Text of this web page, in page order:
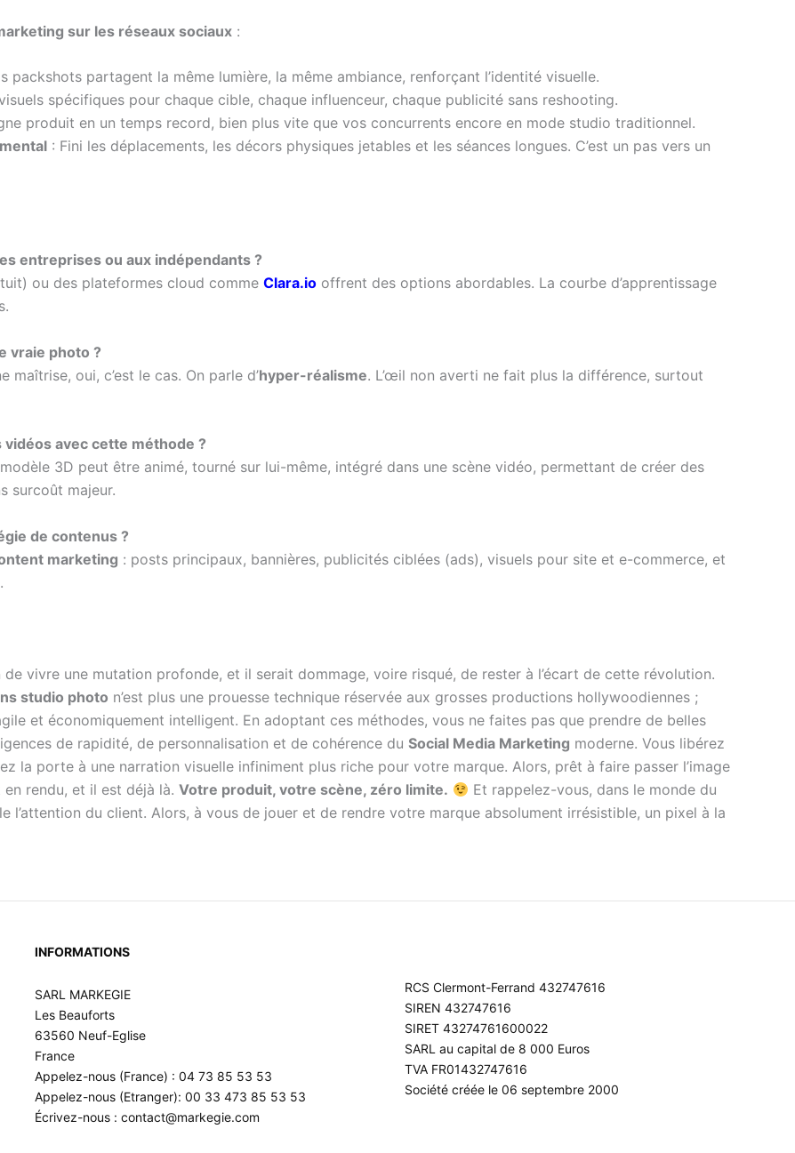
sur les réseaux sociaux :
packshots partagent la même lumière, la même ambiance, renforçant l’identité visuelle.
spécifiques pour chaque cible, chaque influenceur, chaque publicité sans reshooting.
produit en un temps record, bien plus vite que vos concurrents encore en mode studio traditionnel.
: Fini les déplacements, les décors physiques jetables et les séances longues. C’est un pas vers un
entreprises ou aux indépendants ?
ou des plateformes cloud comme Clara.io offrent des options abordables. La courbe d’apprentissage
vraie photo ?
oui, c’est le cas. On parle d’hyper-réalisme. L’œil non averti ne fait plus la différence, surtout
avec cette méthode ?
modèle 3D peut être animé, tourné sur lui-même, intégré dans une scène vidéo, permettant de créer des
surcoût majeur.
de contenus ?
marketing : posts principaux, bannières, publicités ciblées (ads), visuels pour site et e-commerce, et
vivre une mutation profonde, et il serait dommage, voire risqué, de rester à l’écart de cette révolution.
studio photo n’est plus une prouesse technique réservée aux grosses productions hollywoodiennes ;
et économiquement intelligent. En adoptant ces méthodes, vous ne faites pas que prendre de belles
de rapidité, de personnalisation et de cohérence du Social Media Marketing moderne. Vous libérez
la porte à une narration visuelle infiniment plus riche pour votre marque. Alors, prêt à faire passer l’image
rendu, et il est déjà là. Votre produit, votre scène, zéro limite.
Et rappelez-vous, dans le monde du
l’attention du client. Alors, à vous de jouer et de rendre votre marque absolument irrésistible, un pixel à la
INFORMATIONS
SARL MARKEGIE
Les Beauforts
63560 Neuf-Eglise
France
Appelez-nous (France) : 04 73 85 53 53
Appelez-nous (Etranger): 00 33 473 85 53 53
Écrivez-nous : contact@markegie.com
RCS Clermont-Ferrand 432747616
SIREN 432747616
SIRET 43274761600022
SARL au capital de 8 000 Euros
TVA FR01432747616
Société créée le 06 septembre 2000